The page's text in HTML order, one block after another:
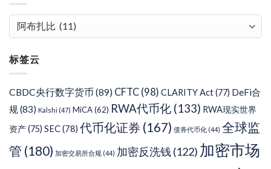
类
标签云
CBDC央行数字货币 (89) CFTC (98) CLARITY Act(77) DeFi合
规(83) Kalshi (47) MiCA(62) RWA代币化 (133) RWA现实世界
资产(75) SEC(78) 代币化证券 (167) 债券代币化 (44) 全球监
管 (180) 加密交易所合规 (44) 加密反洗钱 (122) 加密市场